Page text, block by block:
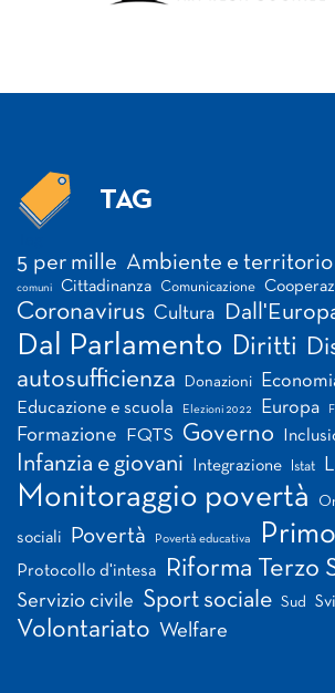
TAG
5 per mille Ambiente e territorio
comuni Cittadinanza Comunicazione
Coronavirus Cultura
Dal Parlamento Diritti
autosufficienza
Donazioni
Educazione e scuola Elezioni 2022 Europa
Formazione FQTS Governo
Infanzia e giovani Integrazione Istat
Monitoraggio povertà
sociali Povertà Povertà educativa
Protocollo d'intesa Riforma Terzo
Servizio civile Sport sociale Sud
Volontariato Welfare